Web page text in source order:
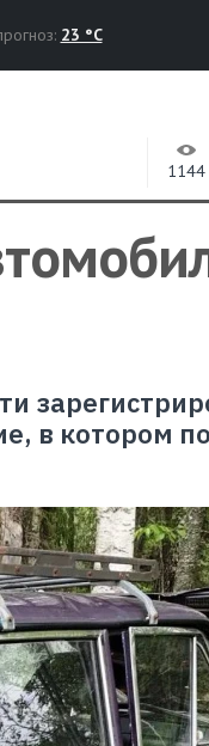
23 °C
1144
в котором